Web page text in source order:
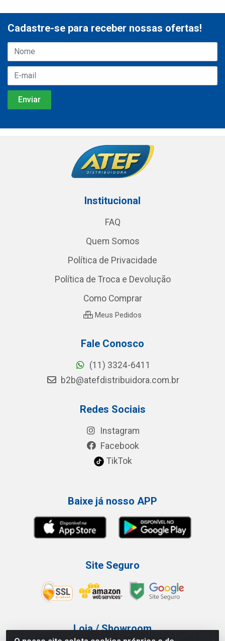
Cadastre-se para receber nossas ofertas!
Institucional
FAQ
Quem Somos
Política de Privacidade
Política de Troca e Devolução
Como Comprar
Meus Pedidos
Fale Conosco
(11) 3324-6411
b2b@atefdistribuidora.com.br
Redes Sociais
Instagram
Facebook
TikTok
Baixe já nosso APP
Site Seguro
Loja / Showroom